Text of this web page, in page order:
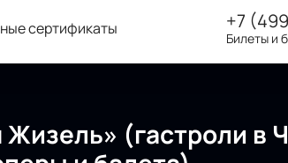
сертификаты +7
Билеты и
(гастроли в